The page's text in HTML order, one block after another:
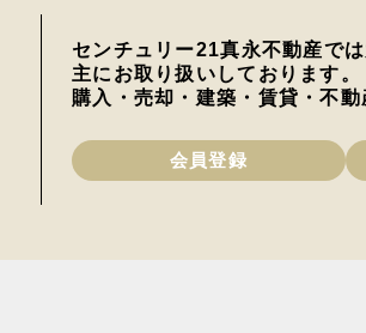
センチュリー21真永不動産で
主にお取り扱いしております。
購入・売却・建築・賃貸・不
会員登録